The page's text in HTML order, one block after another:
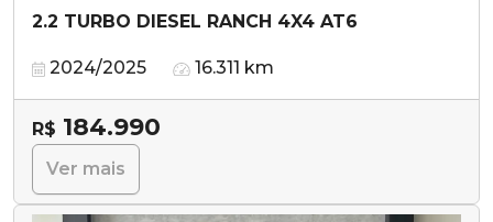
2.2 TURBO DIESEL RANCH 4X4 AT6
2024/2025 16.311 km
R$ 184.990
Ver mais